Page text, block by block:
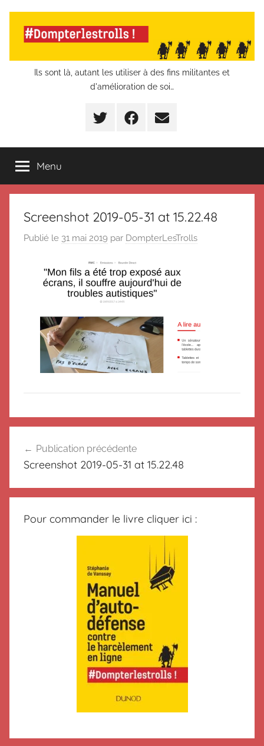
contenu
Dompter
Ils sont là, autant les utiliser à des fins militantes et
d'amélioration de soi…
Twitter Facebook
E-
Menu
Screenshot 2019-05-31 at 15.22.48
Publié le 31 mai 2019 par DompterLesTrolls
de
Publication précédente
Screenshot 2019-05-31 at 15.22.48
Pour commander le livre cliquer ici :